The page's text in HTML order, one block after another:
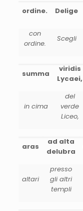
ordine. Delige
con
ordine.
Scegli
summa
viridis
Lycaei,
in cima
del
verde
Liceo,
aras
ad alta
delubra
altari
presso
gli altri
templi